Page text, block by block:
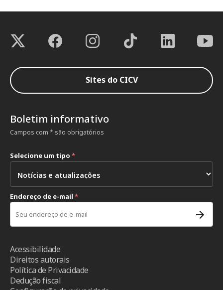
Sites do CICV
Boletim informativo
Campos com * são obrigatórios
Selecione um tipo *
Endereço de e-mail *
Acessibilidade
Direitos autorais
Política de Privacidade
Dedução fiscal